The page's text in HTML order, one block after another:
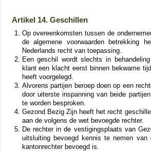
Artikel 14. Geschillen
Op overeenkomsten tussen de
de algemene voorwaarden betrekking
Nederlands recht van toepassing.
Een geschil wordt slechts in
klant een klacht eerst binnen bekwame
heeft voorgelegd.
Alvorens partijen beroep doen op een
door uiterste inspanning van beide
te worden besproken.
Gezond Bezig Zijn heeft het recht
aan de volgens de wet bevoegde rechter.
De rechter in de vestigingsplaats van
uitsluiting bevoegd kennis te nemen van
kantonrechter bevoegd is.